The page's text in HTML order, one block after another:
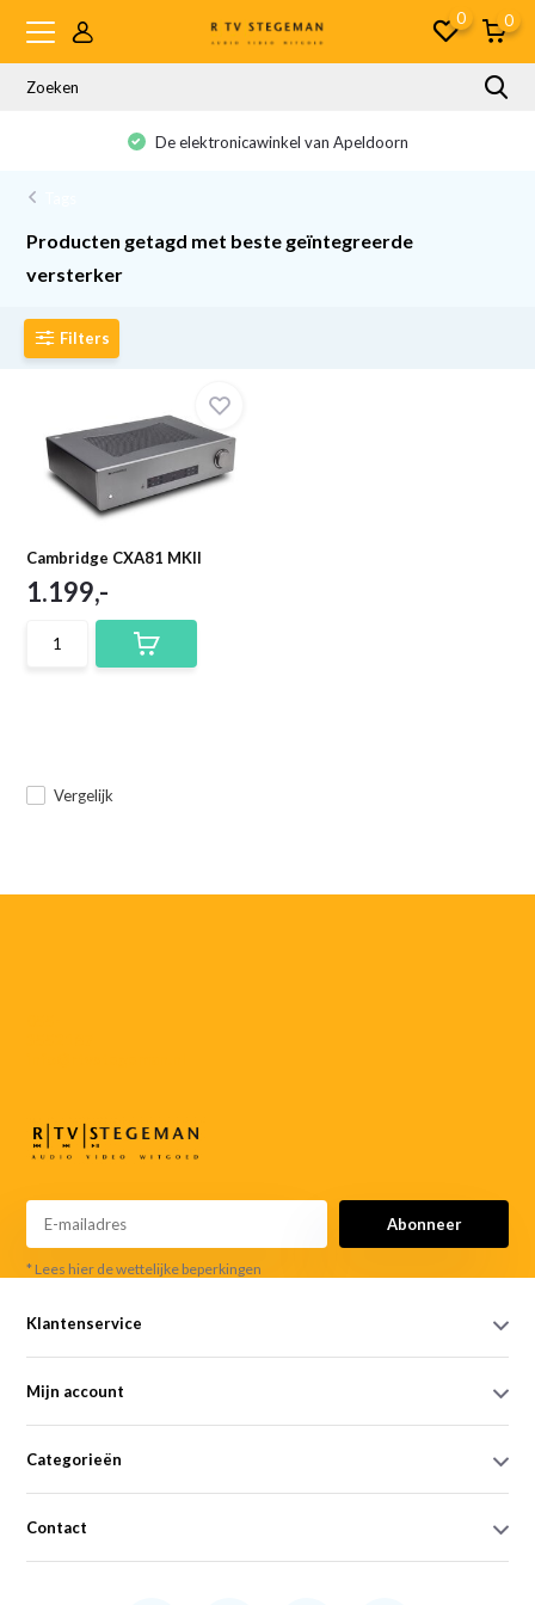
0 0
De elektronicawinkel van Apeldoorn
Producten getagd met beste geïntegreerde
versterker
Filters
Cambridge CXA81 MKII
Vergelijk
1.199,-
Abonneer
* Lees hier de wettelijke beperkingen
Klantenservice
Mijn account
Categorieën
Contact